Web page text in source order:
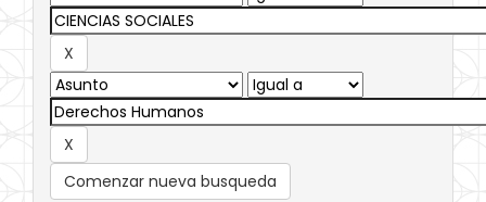
Comenzar nueva busqueda